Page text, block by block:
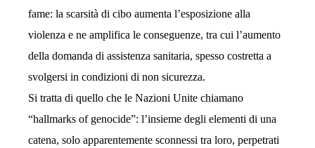
fame: la scarsità di cibo aumenta l’esposizione alla
violenza e ne amplifica le conseguenze, tra cui l’aumento
della domanda di assistenza sanitaria, spesso costretta a
svolgersi in condizioni di non sicurezza.
Si tratta di quello che le Nazioni Unite chiamano
“hallmarks of genocide”: l’insieme degli elementi di una
catena, solo apparentemente sconnessi tra loro, perpetrati